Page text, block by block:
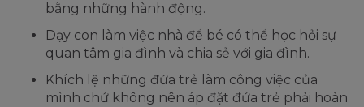
bằng những hành động.
Dạy con làm việc nhà để bé có thể học hỏi sự
quan tâm gia đình và chia sẻ với gia đình.
Khích lệ những đứa trẻ làm công việc của
mình chứ không nên áp đặt đứa trẻ phải hoàn